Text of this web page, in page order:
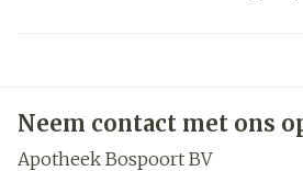
Neem contact met ons
Apotheek Bospoort BV